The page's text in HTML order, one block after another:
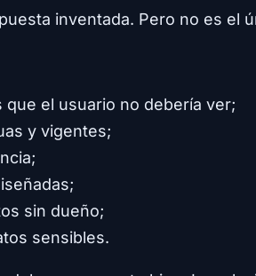
inventada. Pero no es el
el usuario no debería ver;
y vigentes;
sin dueño;
sensibles.